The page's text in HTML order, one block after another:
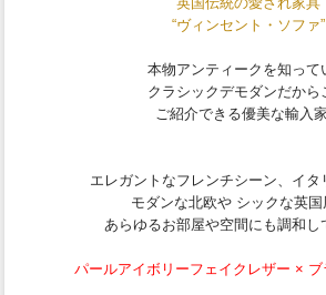
“ヴィンセント・ソファ”
本物アンティークを知って
クラシックデモダンだから
ご紹介できる優美な輸入
エレガントなフレンチシーン、イタ
モダンな北欧や シックな英
あらゆるお部屋や空間にも調和し
パールアイボリーフェイクレザー ×